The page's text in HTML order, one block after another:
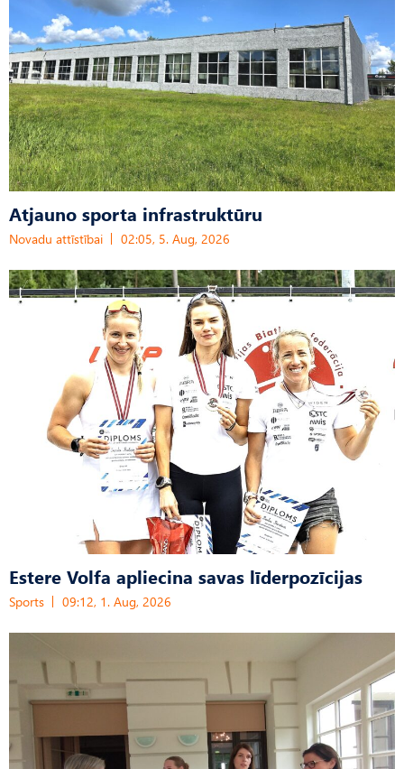
Atjauno sporta infrastruktūru
Novadu attīstībai 02:05, 5. Aug, 2026
Estere Volfa apliecina savas līderpozīcijas
Sports 09:12, 1. Aug, 2026